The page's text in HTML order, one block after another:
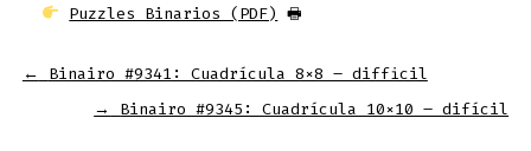
Puzzles Binarios (PDF) 🖶
←
Binairo #9341: Cuadrícula 8×8 – difficil
→
Binairo #9345: Cuadrícula 10×10 – difícil